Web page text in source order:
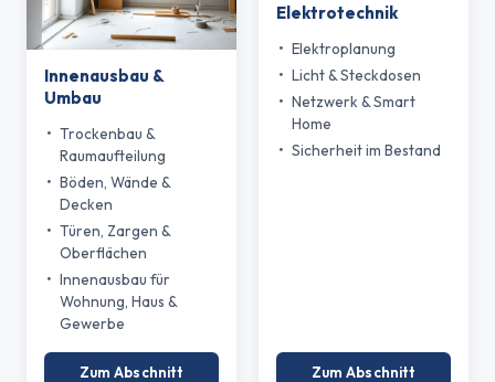
Innenausbau &
Umbau
Trockenbau &
Raumaufteilung
Böden, Wände &
Decken
Türen, Zargen &
Oberflächen
Innenausbau für
Wohnung, Haus &
Gewerbe
Zum Abschnitt
Elektrotechnik
Elektroplanung
Licht & Steckdosen
Netzwerk & Smart
Home
Sicherheit im Bestand
Zum Abschnitt